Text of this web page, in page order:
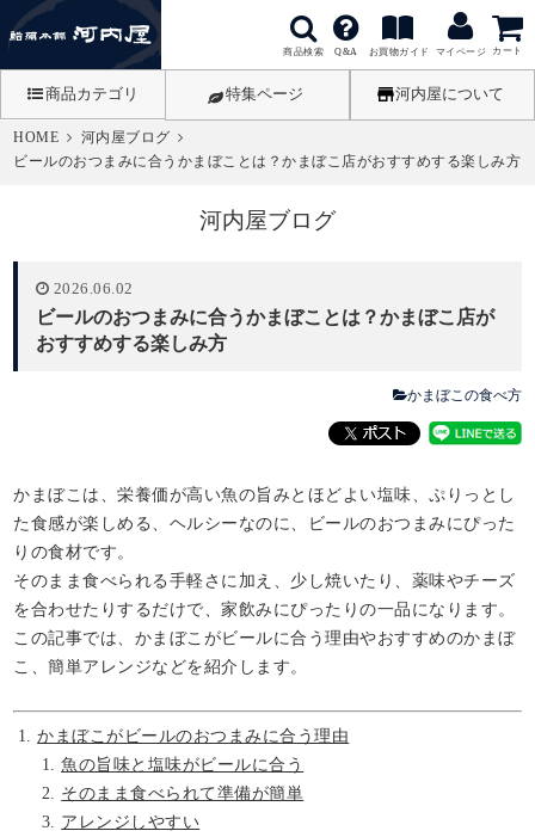
商品検索 Q&A お買物ガイド マイページ カート
商品カテゴリ 特集ページ 河内屋について
HOME
河内屋ブログ
ビールのおつまみに合うかまぼことは？かまぼこ店がおすすめする楽しみ方
河内屋ブログ
2026.06.02
ビールのおつまみに合うかまぼことは？かまぼこ店が
おすすめする楽しみ方
かまぼこの食べ方
かまぼこは、栄養価が高い魚の旨みとほどよい塩味、ぷりっとし
た食感が楽しめる、ヘルシーなのに、ビールのおつまみにぴった
りの食材です。
そのまま食べられる手軽さに加え、少し焼いたり、薬味やチーズ
を合わせたりするだけで、家飲みにぴったりの一品になります。
この記事では、かまぼこがビールに合う理由やおすすめのかまぼ
こ、簡単アレンジなどを紹介します。
かまぼこがビールのおつまみに合う理由
魚の旨味と塩味がビールに合う
そのまま食べられて準備が簡単
アレンジしやすい